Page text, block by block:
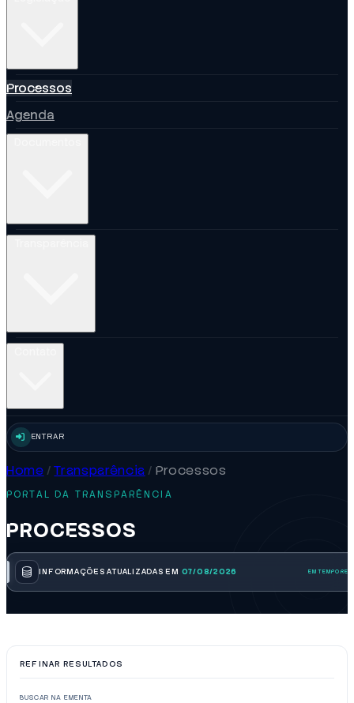
Processos
Agenda
ENTRAR
Home / Transparência / Processos
PORTAL DA TRANSPARÊNCIA
PROCESSOS
INFORMAÇÕES ATUALIZADAS EM 07/08/2026
REFINAR RESULTADOS
BUSCAR NA EMENTA